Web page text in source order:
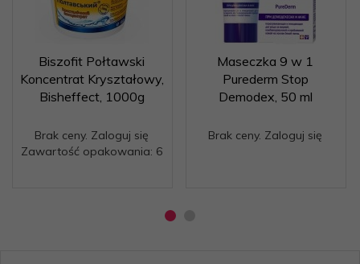
Biszofit Połtawski
Koncentrat Kryształowy,
Bisheffect, 1000g
Brak ceny. Zaloguj się
Zawartość opakowania: 6
Maseczka 9 w 1
Purederm Stop
Demodex, 50 ml
Brak ceny. Zaloguj się